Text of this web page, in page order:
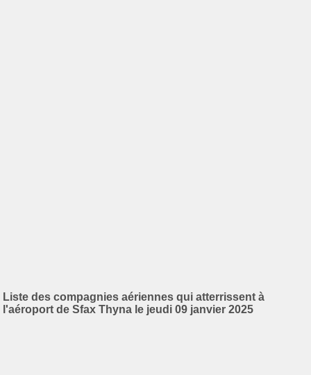
Liste des compagnies aériennes qui atterrissent à
l'aéroport de Sfax Thyna le jeudi 09 janvier 2025